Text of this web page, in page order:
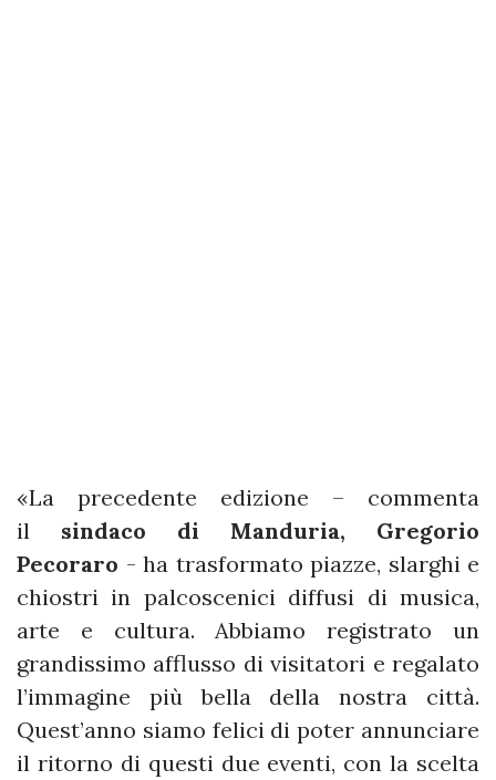
«La precedente edizione – commenta
il sindaco di Manduria, Gregorio
Pecoraro - ha trasformato piazze, slarghi e
chiostri in palcoscenici diffusi di musica,
arte e cultura. Abbiamo registrato un
grandissimo afflusso di visitatori e regalato
l’immagine più bella della nostra città.
Quest’anno siamo felici di poter annunciare
il ritorno di questi due eventi, con la scelta